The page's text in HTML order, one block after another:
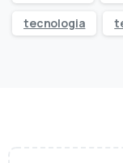
tecnologia